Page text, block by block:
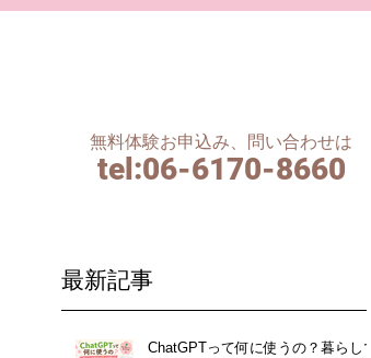
無料体験お申込み、問い合わせは
tel:06-6170-8660
最新記事
ChatGPTって何に使うの？暮らしで